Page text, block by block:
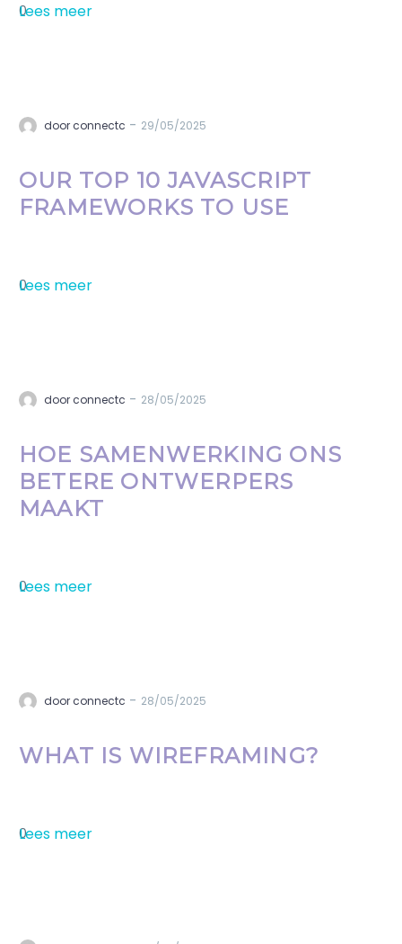
Lees meer
0
door connectc - 29/05/2025
OUR TOP 10 JAVASCRIPT
FRAMEWORKS TO USE
Lees meer
0
door connectc - 28/05/2025
HOE SAMENWERKING ONS
BETERE ONTWERPERS
MAAKT
Lees meer
0
door connectc - 28/05/2025
WHAT IS WIREFRAMING?
Lees meer
0